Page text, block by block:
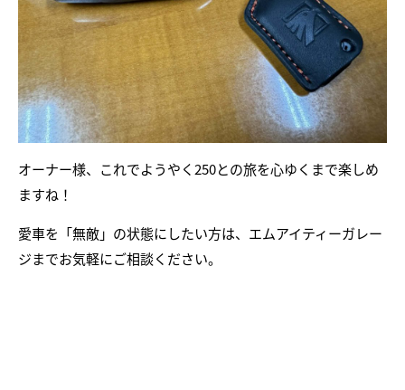
オーナー様、これでようやく250との旅を心ゆくまで楽しめ
ますね！
愛車を「無敵」の状態にしたい方は、エムアイティーガレー
ジまでお気軽にご相談ください。